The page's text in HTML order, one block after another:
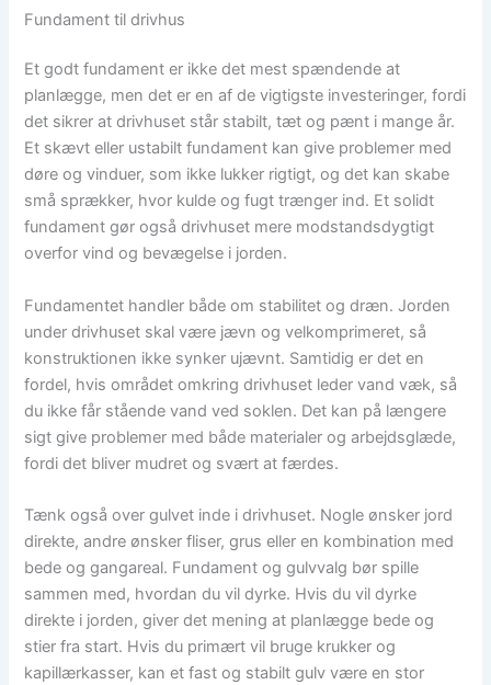
Fundament til drivhus
Et godt fundament er ikke det mest spændende at
planlægge, men det er en af de vigtigste investeringer, fordi
det sikrer at drivhuset står stabilt, tæt og pænt i mange år.
Et skævt eller ustabilt fundament kan give problemer med
døre og vinduer, som ikke lukker rigtigt, og det kan skabe
små sprækker, hvor kulde og fugt trænger ind. Et solidt
fundament gør også drivhuset mere modstandsdygtigt
overfor vind og bevægelse i jorden.
Fundamentet handler både om stabilitet og dræn. Jorden
under drivhuset skal være jævn og velkomprimeret, så
konstruktionen ikke synker ujævnt. Samtidig er det en
fordel, hvis området omkring drivhuset leder vand væk, så
du ikke får stående vand ved soklen. Det kan på længere
sigt give problemer med både materialer og arbejdsglæde,
fordi det bliver mudret og svært at færdes.
Tænk også over gulvet inde i drivhuset. Nogle ønsker jord
direkte, andre ønsker fliser, grus eller en kombination med
bede og gangareal. Fundament og gulvvalg bør spille
sammen med, hvordan du vil dyrke. Hvis du vil dyrke
direkte i jorden, giver det mening at planlægge bede og
stier fra start. Hvis du primært vil bruge krukker og
kapillærkasser, kan et fast og stabilt gulv være en stor